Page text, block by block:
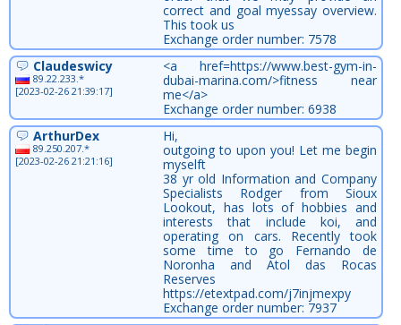
correct and goal myessay overview.
This took us
Exchange order number: 7578
Claudeswicy
89.22.233.*
[2023-02-26 21:39:17]
<a href=https://www.best-gym-in-
dubai-marina.com/>fitness near
me</a>
Exchange order number: 6938
ArthurDex
89.250.207.*
[2023-02-26 21:21:16]
Hi,
outgoing to upon you! Let me begin
myselft
38 yr old Information and Company
Specialists Rodger from Sioux
Lookout, has lots of hobbies and
interests that include koi, and
operating on cars. Recently took
some time to go Fernando de
Noronha and Atol das Rocas
Reserves
https://etextpad.com/j7injmexpy
Exchange order number: 7937